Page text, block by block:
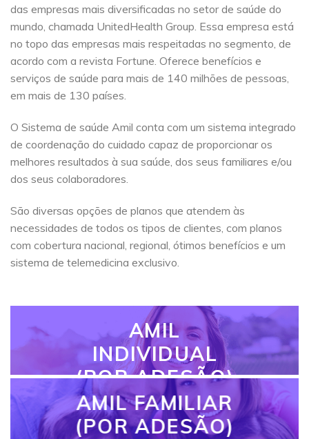
das empresas mais diversificadas no setor de saúde do
mundo, chamada UnitedHealth Group. Essa empresa está
no topo das empresas mais respeitadas no segmento, de
acordo com a revista Fortune. Oferece benefícios e
serviços de saúde para mais de 140 milhões de pessoas,
em mais de 130 países.
O Sistema de saúde Amil conta com um sistema integrado
de coordenação do cuidado capaz de proporcionar os
melhores resultados à sua saúde, dos seus familiares e/ou
dos seus colaboradores.
São diversas opções de planos que atendem às
necessidades de todos os tipos de clientes, com planos
com cobertura nacional, regional, ótimos benefícios e um
sistema de telemedicina exclusivo.
AMIL
INDIVIDUAL
(POR ADESÃO)
AMIL FAMILIAR
(POR ADESÃO)